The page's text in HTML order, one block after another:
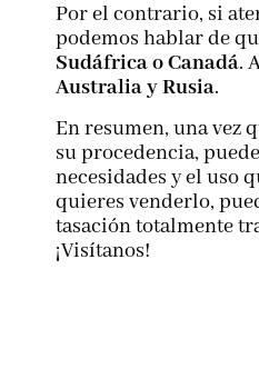
Por el contrario, si
podemos hablar de
Sudáfrica o Canadá.
Australia y Rusia.
En resumen, una vez
su procedencia,
necesidades y el uso
quieres venderlo,
tasación totalmente
¡Visítanos!